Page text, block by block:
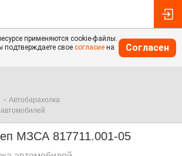
применяются cookie-файлы.
подтверждаете свое согласие на
Согласен
Автобарахолка
МЗСА 817711.001-05